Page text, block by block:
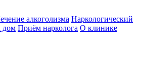
алкоголизма Наркологический
дом Приём нарколога О клинике